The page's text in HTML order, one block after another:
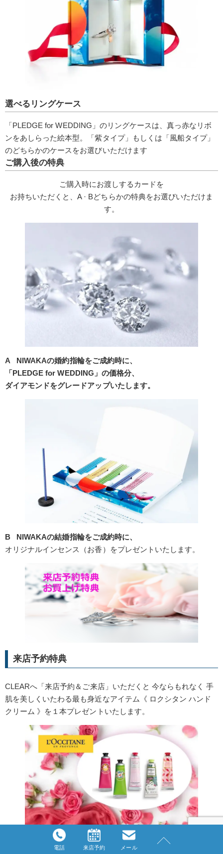
選べるリングケース
「PLEDGE for WEDDING」のリングケースは、真っ赤なリボ
ンをあしらった絵本型。「紫タイプ」もしくは「風船タイプ」
のどちらかのケースをお選びいただけます
ご購入後の特典
ご購入時にお渡しするカードを
お持ちいただくと、A · Bどちらかの特典をお選びいただけま
す。
A NIWAKAの婚約指輪をご成約時に、
「PLEDGE for WEDDING」の価格分、
ダイアモンドをグレードアップいたします。
B NIWAKAの結婚指輪をご成約時に、
オリジナルインセンス（お香）をプレゼントいたします。
来店予約特典
CLEARへ「来店予約＆ご来店」いただくと 今ならもれなく 手
肌を美しくいたわる最も身近なアイテム《 ロクシタン ハンド
クリーム 》を１本プレゼントいたします。
電話 来店予約 メール